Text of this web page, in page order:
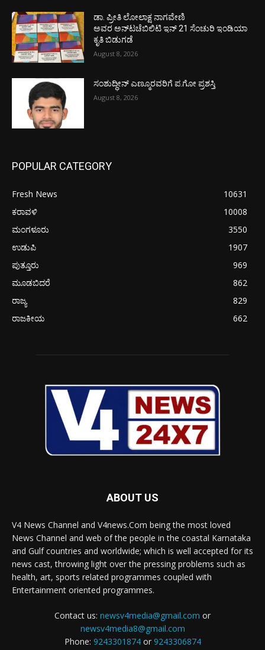
ಡಾ. ಪ್ರೀತಿ ಲೋಲಾಕ್ಷ ನಾಗವೇಣಿ
ಅವರ ಅನ್‌ಟಚೆಬಿಲಿಟಿ ಇನ್ 21 ಸೆಂಚುರಿ ಇಂಡಿಯಾ
ಕೃತಿ ಬಿಡುಗಡೆ
August 8, 2026
ಸಂಶುದ್ಧೀನ್ ಎಣ್ಮೂರವರಿಗೆ ಪ.ಗೋ ಪ್ರಶಸ್ತಿ
August 8, 2026
POPULAR CATEGORY
Fresh News
10631
ಕರಾವಳಿ
10008
ಮಂಗಳೂರು
3550
ಉಡುಪಿ
1907
ಪುತ್ತೂರು
969
ಮೂಡಬಿದರೆ
862
ರಾಜ್ಯ
829
ರಾಜಕೀಯ
662
ABOUT US
V4 News Channel and V4news.Com being the most loved
News Channel and web of the people in the coastal Karnataka
and Gulf countries and worldwide; which is well accepted for its
news cast, throwing light over the pressing problems such as
health, art, sports related programmes coupled with
Entertainment oriented programmes.
Contact us: newsv4media@gmail.com or
newsv4media8@gmail.com
Phone: 9243301874or 9243306874